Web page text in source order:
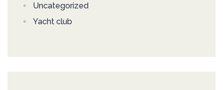
Uncategorized
Yacht club